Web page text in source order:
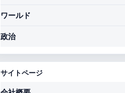
ワールド
政治
サイトページ